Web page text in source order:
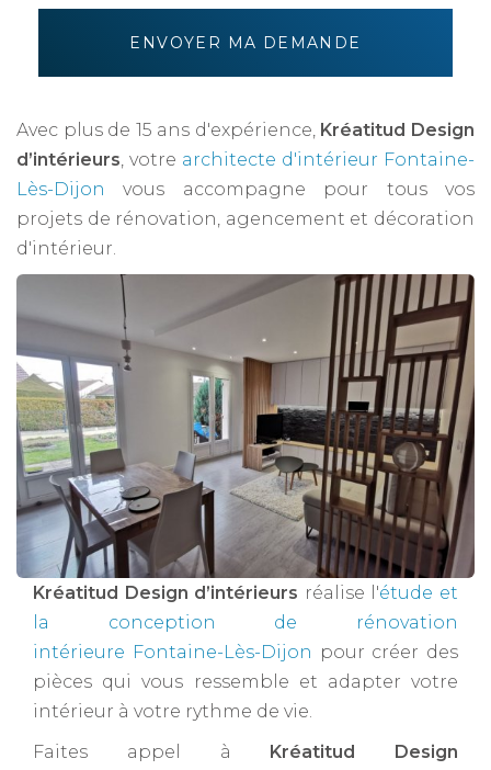
Acceptation
ENVOYER MA DEMANDE
Avec plus de 15 ans d'expérience, Kréatitud Design
d’intérieurs, votre architecte d'intérieur Fontaine-
Lès-Dijon
vous accompagne pour tous vos
projets de rénovation, agencement et décoration
d'intérieur.
Kréatitud Design d’intérieurs réalise l'étude et
la conception de rénovation
intérieure Fontaine-Lès-Dijon pour créer des
pièces qui vous ressemble et adapter votre
intérieur à votre rythme de vie.
Faites appel à
Kréatitud Design